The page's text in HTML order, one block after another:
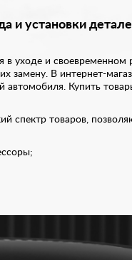
и установки
уходе и
замену. В интернет-
автомобиля. Купить
спектр товаров,
важную роль в жизни
уплотнителей стекол,